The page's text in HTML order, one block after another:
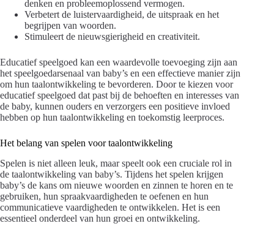
denken en probleemoplossend vermogen.
Verbetert de luistervaardigheid, de uitspraak en het
begrijpen van woorden.
Stimuleert de nieuwsgierigheid en creativiteit.
Educatief speelgoed kan een waardevolle toevoeging zijn aan
het speelgoedarsenaal van baby’s en een effectieve manier zijn
om hun taalontwikkeling te bevorderen. Door te kiezen voor
educatief speelgoed dat past bij de behoeften en interesses van
de baby, kunnen ouders en verzorgers een positieve invloed
hebben op hun taalontwikkeling en toekomstig leerproces.
Het belang van spelen voor taalontwikkeling
Spelen is niet alleen leuk, maar speelt ook een cruciale rol in
de taalontwikkeling van baby’s. Tijdens het spelen krijgen
baby’s de kans om nieuwe woorden en zinnen te horen en te
gebruiken, hun spraakvaardigheden te oefenen en hun
communicatieve vaardigheden te ontwikkelen. Het is een
essentieel onderdeel van hun groei en ontwikkeling.